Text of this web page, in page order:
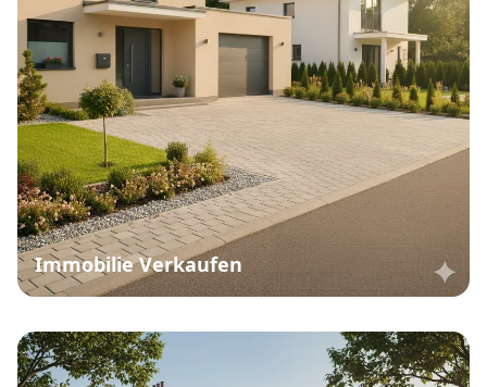
Immobilie Verkaufen